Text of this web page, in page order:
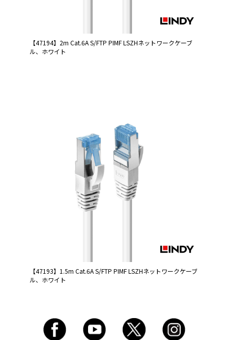
【47194】2m Cat.6A S/FTP PIMF LSZHネットワークケーブ
ル、ホワイト
【47193】1.5m Cat.6A S/FTP PIMF LSZHネットワークケーブ
ル、ホワイト